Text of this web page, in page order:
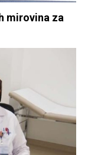
mirovina za